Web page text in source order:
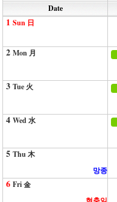
Date
1 Sun 日
2 Mon 月
3 Tue 火
4 Wed 水
5 Thu 木
망종
6 Fri 金